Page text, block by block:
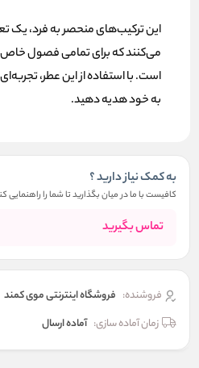
این ترکیب‌های منحصر به فرد، یک
می‌کنند که برای تمامی فصول خاص،
است. با استفاده از این عطر،
به خود هدیه دهید.
به کمک نیاز دارید ؟
کافیست با ما در میان بگذارید تا شما را راهنمایی
تماس بگیرید
فروشنده: فروشگاه اینترنتی موی کمند
زمان آماده سازی: آماده ارسال